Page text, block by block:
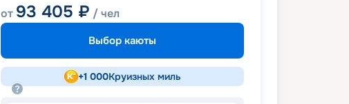
от 93 405 ₽ / чел
Выбор каюты
+1 000Круизных миль